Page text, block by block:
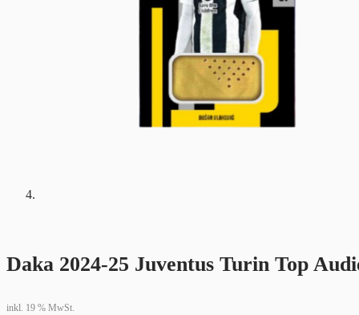
Daka 2024-25 Juventus Turin Top
inkl. 19 % MwSt.